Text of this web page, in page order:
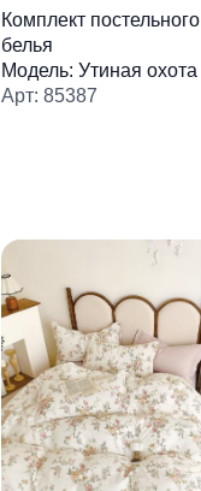
Комплект постельного
белья
Модель: Утиная охота
Арт: 85387